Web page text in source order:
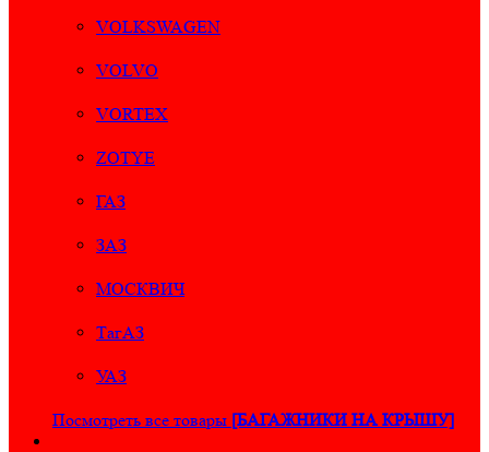
VOLKSWAGEN
VOLVO
VORTEX
ZOTYE
ГАЗ
ЗАЗ
МОСКВИЧ
ТагАЗ
УАЗ
Посмотреть все товары [БАГАЖНИКИ НА КРЫШУ]